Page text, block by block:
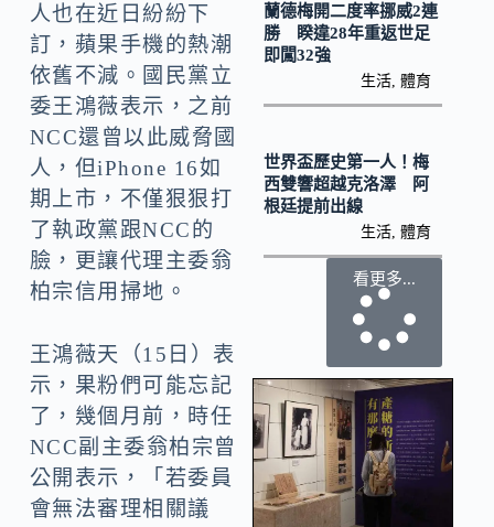
人也在近日紛紛下
訂，蘋果手機的熱潮
依舊不減。國民黨立
委王鴻薇表示，之前
NCC還曾以此威脅國
人，但iPhone 16如
期上市，不僅狠狠打
了執政黨跟NCC的
臉，更讓代理主委翁
柏宗信用掃地。
王鴻薇天（15日）表
示，果粉們可能忘記
了，幾個月前，時任
NCC副主委翁柏宗曾
公開表示，「若委員
會無法審理相關議
蘭德梅開二度率挪威2連
勝 睽違28年重返世足
即闖32強
生活 ,體育
世界盃歷史第一人！梅
西雙響超越克洛澤 阿
根廷提前出線
生活 ,體育
看更多...